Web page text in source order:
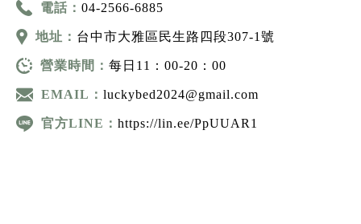
電話： 04-2566-6885
地址： 台中市大雅區民生路四段307-1號
營業時間： 每日11：00-20：00
EMAIL： luckybed2024@gmail.com
官方LINE： https://lin.ee/PpUUAR1